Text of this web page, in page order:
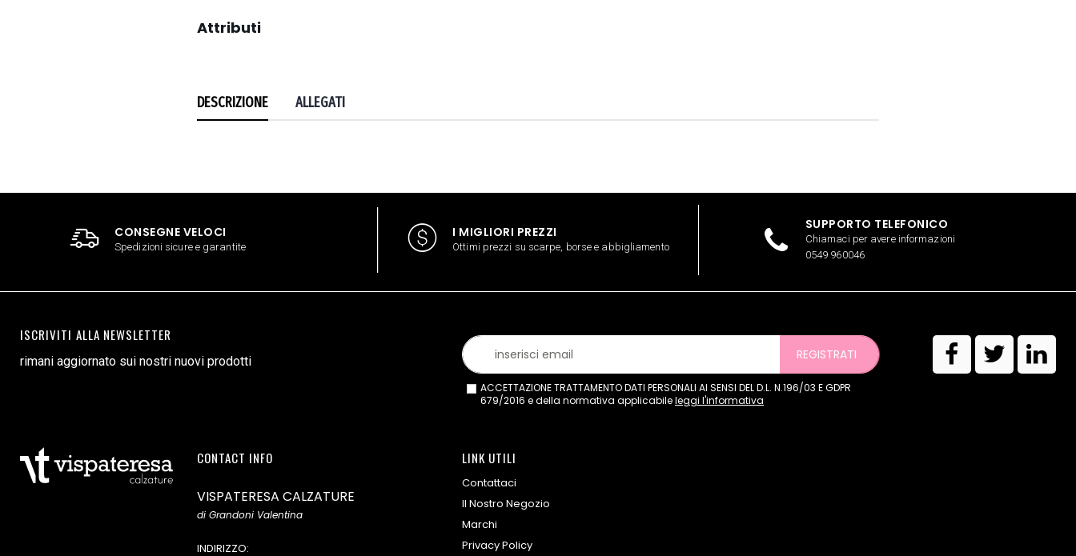
Attributi
DESCRIZIONE ALLEGATI
CONSEGNE VELOCI
Spedizioni sicure e garantite
I MIGLIORI PREZZI
Ottimi prezzi su scarpe, borse e abbigliamento
SUPPORTO TELEFONICO
Chiamaci per avere informazioni
0549 960046
ISCRIVITI ALLA NEWSLETTER
rimani aggiornato sui nostri nuovi prodotti REGISTRATI
ACCETTAZIONE TRATTAMENTO DATI PERSONALI AI SENSI DEL D.L. N.196/03 E GDPR
679/2016 e della normativa applicabileleggi l'informativa
CONTACT INFO
VISPATERESA CALZATURE
di Grandoni Valentina
INDIRIZZO:
LINK UTILI
Contattaci
Il Nostro Negozio
Marchi
Privacy Policy